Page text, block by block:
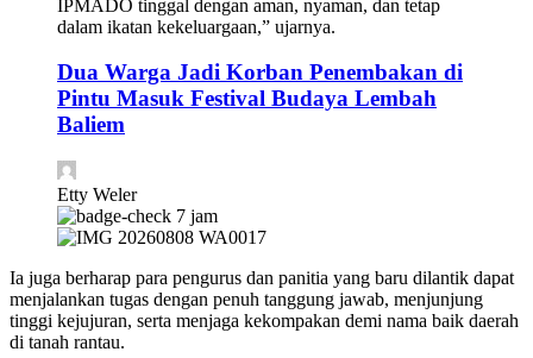
IPMADO tinggal dengan aman, nyaman, dan tetap
dalam ikatan kekeluargaan,” ujarnya.
Dua Warga Jadi Korban Penembakan di
Pintu Masuk Festival Budaya Lembah
Baliem
Etty Weler
7 jam
Ia juga berharap para pengurus dan panitia yang baru dilantik dapat
menjalankan tugas dengan penuh tanggung jawab, menjunjung
tinggi kejujuran, serta menjaga kekompakan demi nama baik daerah
di tanah rantau.